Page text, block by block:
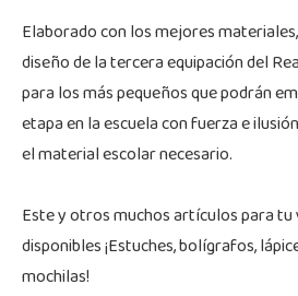
Elaborado con los mejores
diseño de la tercera equipación del
para los más pequeños que podrán
etapa en la escuela con fuerza e
el material escolar necesario.
Este y otros muchos artículos para tu
disponibles ¡Estuches, bolígrafos,
mochilas!